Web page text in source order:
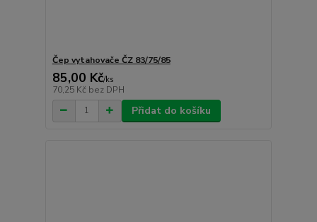
Čep vytahovače ČZ 83/75/85
85,00 Kč/ks
70,25 Kč bez DPH
Přidat do košíku